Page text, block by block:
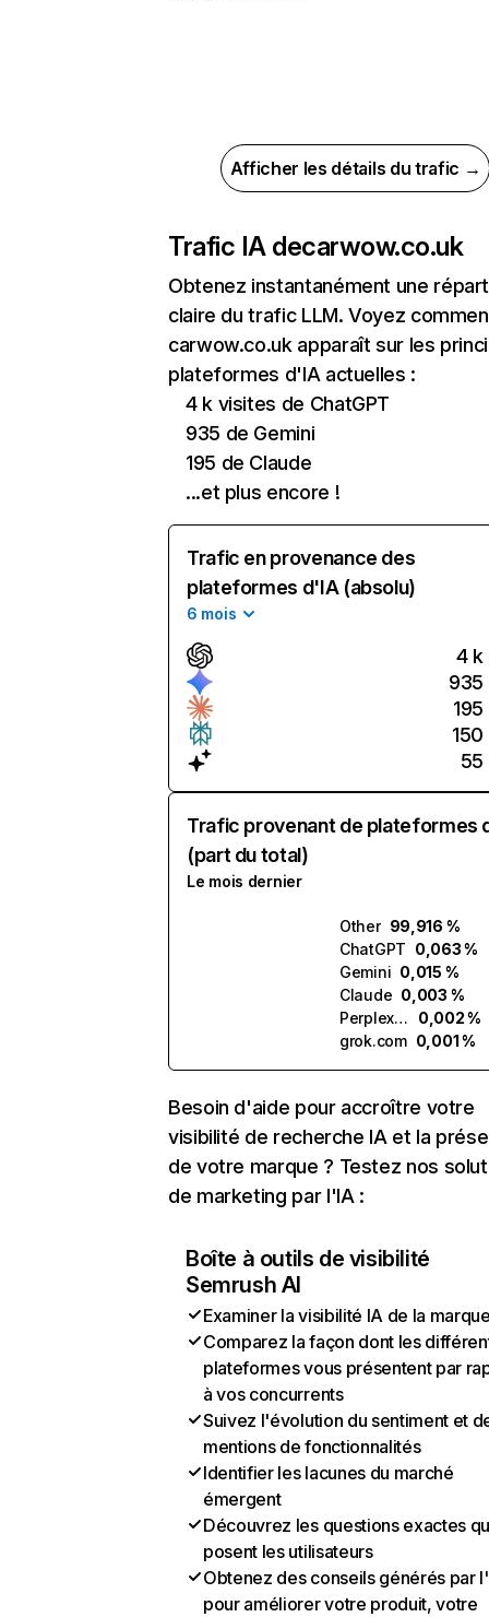
Afficher les détails du trafic →
Trafic IA decarwow.co.uk
Obtenez instantanément une
claire du trafic LLM. Voyez
carwow.co.uk apparaît sur les
plateformes d'IA actuelles :
4 k visites de ChatGPT
935 de Gemini
195 de Claude
...et plus encore !
Trafic en provenance des
plateformes d'IA (absolu)
6 mois
4 k
935
195
150
55
Trafic provenant de plateformes
(part du total)
Le mois dernier
Other 99,916 %
ChatGPT 0,063 %
Gemini 0,015 %
Claude 0,003 %
Perplexity
0,002 %
grok.com 0,001 %
Besoin d'aide pour accroître votre
visibilité de recherche IA et la
de votre marque ? Testez nos
de marketing par l'IA :
Boîte à outils de visibilité
Semrush AI
Examiner la visibilité IA de la
Comparez la façon dont les
plateformes vous présentent par
à vos concurrents
Suivez l'évolution du sentiment et
mentions de fonctionnalités
Identifier les lacunes du marché
émergent
Découvrez les questions exactes
posent les utilisateurs
Obtenez des conseils générés par
pour améliorer votre produit, votre